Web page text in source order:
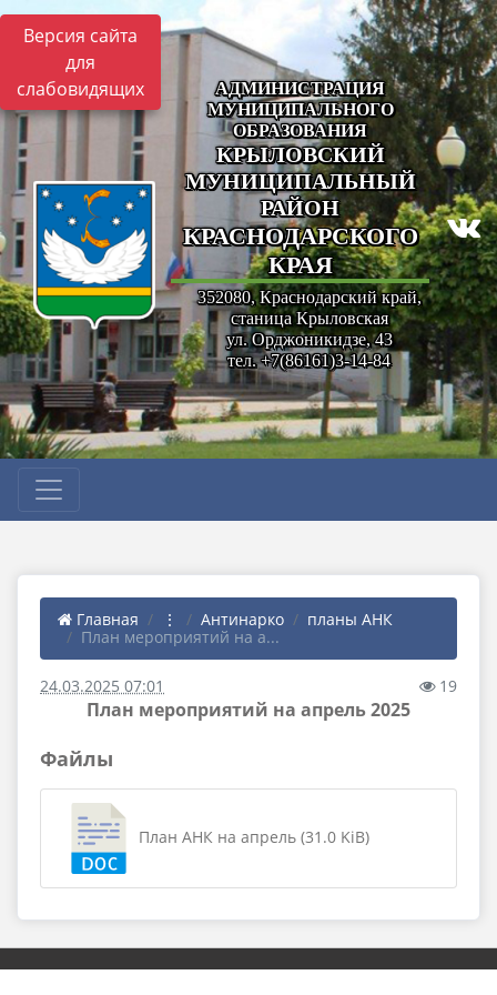
Версия сайта
для
слабовидящих
АДМИНИСТРАЦИЯ
МУНИЦИПАЛЬНОГО
ОБРАЗОВАНИЯ
КРЫЛОВСКИЙ
МУНИЦИПАЛЬНЫЙ
РАЙОН
КРАСНОДАРСКОГО
КРАЯ
352080, Краснодарский край,
станица Крыловская
ул. Орджоникидзе, 43
тел. +7(86161)3-14-84
Главная ⋮ Антинарко
планы АНК
План мероприятий на а...
24.03.2025 07:01 19
План мероприятий на апрель 2025
Файлы
План АНК на апрель (31.0 KiB)